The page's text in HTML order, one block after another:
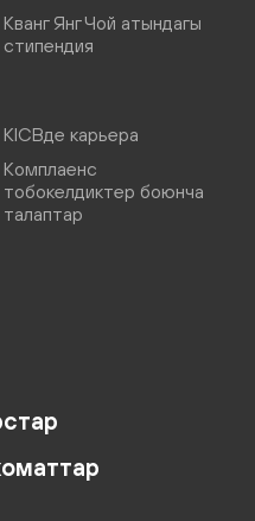
Кванг Янг Чой атындагы
стипендия
KICBде карьера
Комплаенс
тобокелдиктер боюнча
талаптар